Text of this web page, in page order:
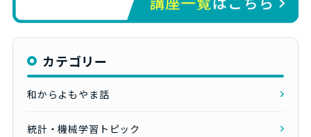
カテゴリー
和からよもやま話
統計・機械学習トピック